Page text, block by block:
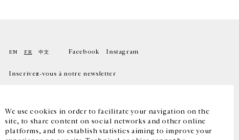
We use cookies in order to facilitate your navigation on the
site, to share content on social networks and other online
platforms, and to establish statistics aiming to improve your
EN FR 中文 Facebook Instagram
Inscrivez-vous à notre newsletter